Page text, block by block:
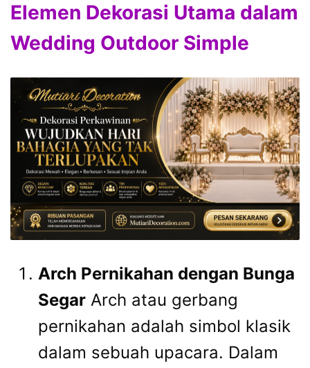
Elemen Dekorasi Utama dalam
Wedding Outdoor Simple
Arch Pernikahan dengan Bunga
Segar Arch atau gerbang
pernikahan adalah simbol klasik
dalam sebuah upacara. Dalam